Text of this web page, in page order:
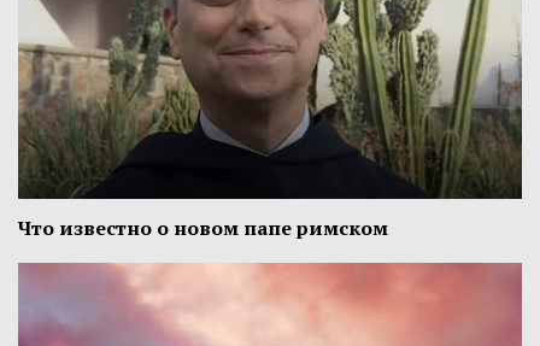
Что известно о новом папе римском